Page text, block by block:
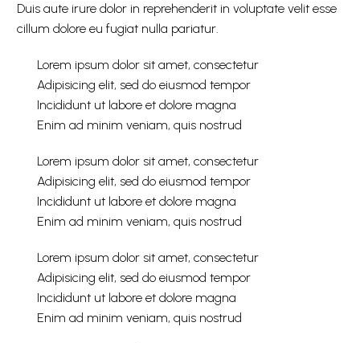
Duis aute irure dolor in reprehenderit in voluptate velit esse
cillum dolore eu fugiat nulla pariatur.
Lorem ipsum dolor sit amet, consectetur
Adipisicing elit, sed do eiusmod tempor
Incididunt ut labore et dolore magna
Enim ad minim veniam, quis nostrud
Lorem ipsum dolor sit amet, consectetur
Adipisicing elit, sed do eiusmod tempor
Incididunt ut labore et dolore magna
Enim ad minim veniam, quis nostrud
Lorem ipsum dolor sit amet, consectetur
Adipisicing elit, sed do eiusmod tempor
Incididunt ut labore et dolore magna
Enim ad minim veniam, quis nostrud